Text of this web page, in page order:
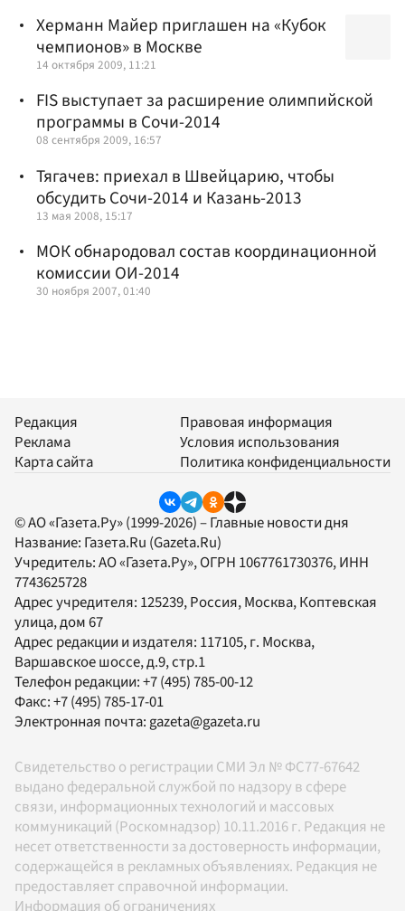
Херманн Майер приглашен на «Кубок
чемпионов» в Москве
14 октября 2009, 11:21
FIS выступает за расширение олимпийской
программы в Сочи-2014
08 сентября 2009, 16:57
Тягачев: приехал в Швейцарию, чтобы
обсудить Сочи-2014 и Казань-2013
13 мая 2008, 15:17
МОК обнародовал состав координационной
комиссии ОИ-2014
30 ноября 2007, 01:40
Редакция
Реклама
Карта сайта
Правовая информация
Условия использования
Политика конфиденциальности
© АО «Газета.Ру» (1999-2026) – Главные новости дня
Название: Газета.Ru (Gazeta.Ru)
Учредитель:АО «Газета.Ру», ОГРН 1067761730376, ИНН
7743625728
Адрес учредителя: 125239, Россия, Москва, Коптевская
улица, дом 67
Адрес редакции и издателя: 117105, г. Москва,
Варшавское шоссе, д.9, стр.1
Телефон редакции:+7 (495) 785-00-12
Факс:+7 (495) 785-17-01
Электронная почта: gazeta@gazeta.ru
Свидетельство о регистрации СМИ Эл № ФС77-67642
выдано федеральной службой по надзору в сфере
связи, информационных технологий и массовых
коммуникаций (Роскомнадзор) 10.11.2016 г. Редакция не
несет ответственности за достоверность информации,
содержащейся в рекламных объявлениях. Редакция не
предоставляет справочной информации.